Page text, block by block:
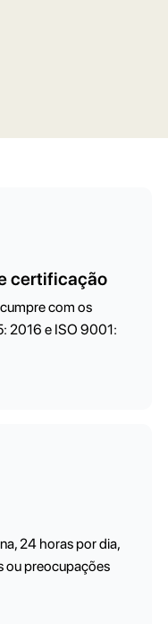
certificação
com os
2016 e ISO 9001:
24 horas por dia,
ou preocupações